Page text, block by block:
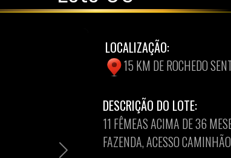
LOCALIZAÇÃO:
15 KM DE ROCHEDO
DESCRIÇÃO DO LOTE:
11 FÊMEAS ACIMA DE 36
FAZENDA, ACESSO